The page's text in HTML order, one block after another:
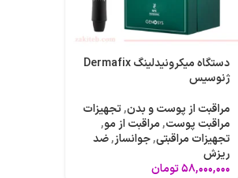
دستگاه میکرونیدلینگ Dermafix
ژنوسیس
مراقبت از پوست و بدن,تجهیزات
مراقبت پوست,مراقبت از مو,
تجهیزات مراقبتی,جوانساز,ضد
ریزش
۵۸,۰۰۰,۰۰۰تومان